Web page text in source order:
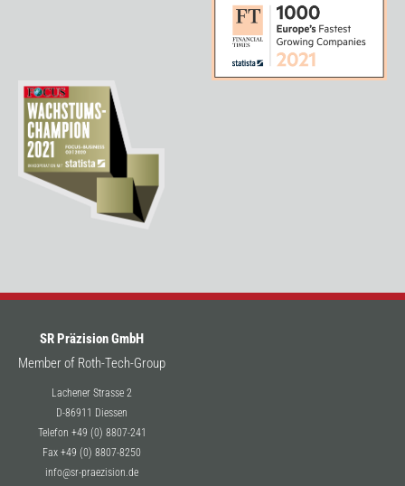
SR Präzision GmbH
Member of Roth-Tech-Group
Lachener Strasse 2
D-86911 Diessen
Telefon +49 (0) 8807-241
Fax +49 (0) 8807-8250
info@sr-praezision.de